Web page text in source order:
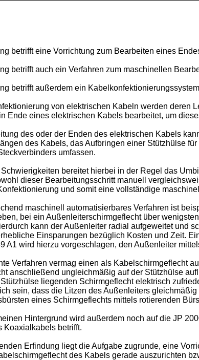
betrifft eine Vorrichtung zum Bearbeiten eines
betrifft auch ein Verfahren zum maschinellen
betrifft außerdem ein
von elektrischen Kabeln werden deren
Ende eines elektrischen Kabels bearbeitet, um
des oder der Enden des elektrischen Kabels
des Kabels, das Aufbringen einer Stützhülse
umfassen.
bereitet hierbei in der Regel das
dieser Bearbeitungsschritt manuell
und somit eine vollständige
maschinell automatisierbares Verfahren ist
bei ein Außenleiterschirmgeflecht über
kann der Außenleiter radial aufgeweitet und
Einsparungen bezüglich Kosten und Zeit.
A1 wird hierzu vorgeschlagen, den Außenleiter
Verfahren vermag einen als Kabelschirmgeflecht
anschließend ungleichmäßig auf der Stützhülse
liegenden Schirmgeflecht elektrisch
sein, dass die Litzen des Außenleiters
eines Schirmgeflechts mittels rotierenden
Hintergrund wird außerdem noch auf die JP
Koaxialkabels betrifft.
Erfindung liegt die Aufgabe zugrunde, eine
des Kabels gerade auszurichten